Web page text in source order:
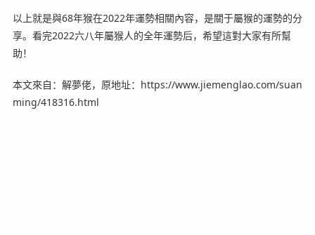
以上就是與68年猴在2022年運勢相關內容，是關于屬猴的運勢的分
享。看完2022六八年屬猴人的全年運勢后，希望這對大家有所幫
助！
本文來自：解夢佬，原地址：https://www.jiemenglao.com/suan
ming/418316.html